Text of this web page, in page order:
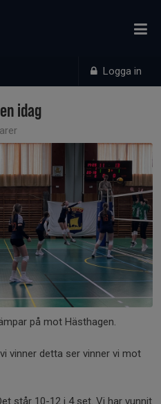
Logga in
idag
på mot Hästhagen.
vinner detta ser vinner vi mot
står 10-12 i 4 set. Vi har vunnit